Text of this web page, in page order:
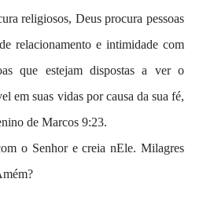
religiosos, Deus procura pessoas
relacionamento e intimidade com
que estejam dispostas a ver o
em suas vidas por causa da sua fé,
de Marcos 9:23.
o Senhor e creia nEle. Milagres